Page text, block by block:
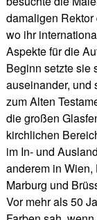
damaligen
wo ihr
Aspekte für die
Beginn setzte sie
auseinander, und
zum Alten
die großen
kirchlichen
im In- und
anderem in Wien,
Marburg und
Vor mehr als 50